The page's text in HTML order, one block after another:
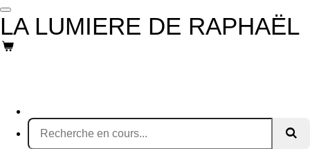
Passer
au
contenu
principal
LA LUMIERE DE RAPHAËL